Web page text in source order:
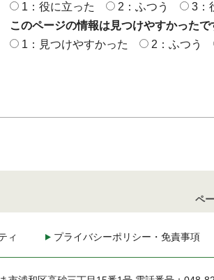
1：役に立った
2：ふつう
3：
このページの情報は見つけやすかったで
1：見つけやすかった
2：ふつう
ペ
ィ プライバシーポリシー・免責事項